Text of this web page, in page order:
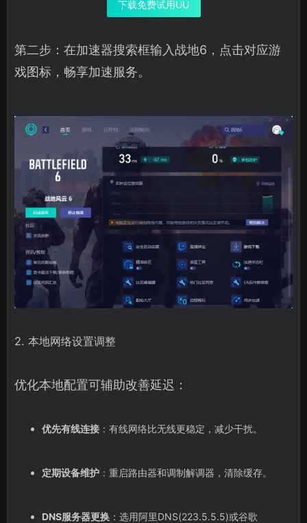
下载免费试用UU
第二步：在加速器搜索框输入战地6，点击对应游
戏图标，畅享加速服务。
2. 本地网络设置调整
优化本地配置可辅助改善延迟：
优先有线连接：有线网络比无线更稳定，减少干扰。
定期设备维护：重启路由器和调制解调器，清除缓存。
DNS服务器更换：选用阿里DNS(223.5.5.5)或谷歌